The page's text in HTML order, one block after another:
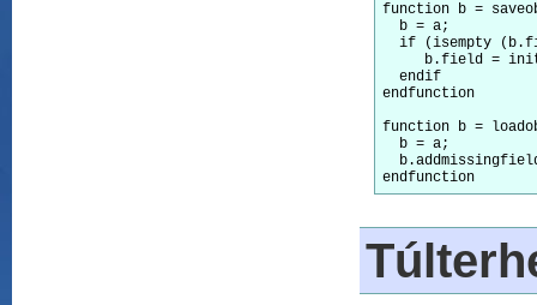
function b =
  b = a;
if (isempty
b.field =
  endif
endfunction
function b =
  b = a;
endfunction